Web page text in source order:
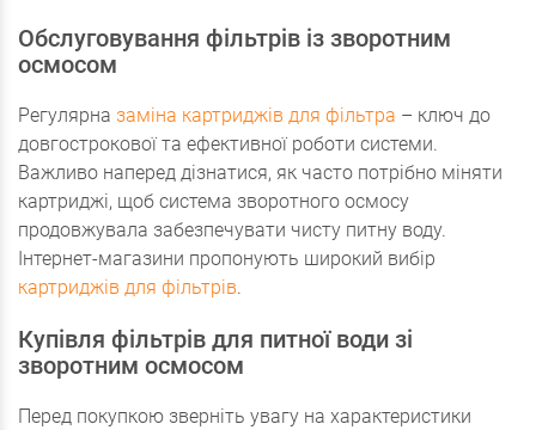
Обслуговування фільтрів із зворотним
осмосом
Регулярна заміна картриджів для фільтра – ключ до
довгострокової та ефективної роботи системи.
Важливо наперед дізнатися, як часто потрібно міняти
картриджі, щоб система зворотного осмосу
продовжувала забезпечувати чисту питну воду.
Інтернет-магазини пропонують широкий вибір
картриджів для фільтрів.
Купівля фільтрів для питної води зі
зворотним осмосом
Перед покупкою зверніть увагу на характеристики